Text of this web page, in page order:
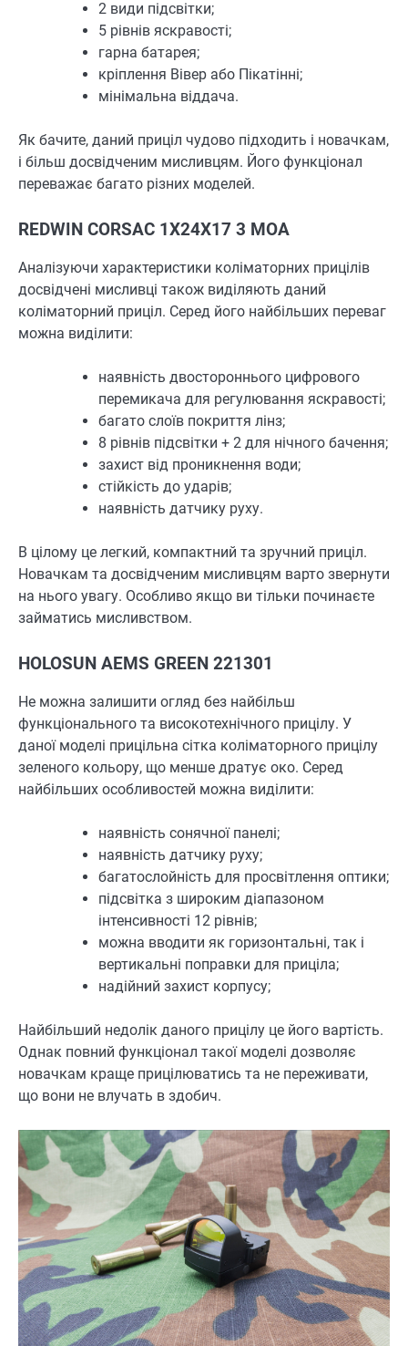
2 види підсвітки;
5 рівнів яскравості;
гарна батарея;
кріплення Вівер або Пікатінні;
мінімальна віддача.
Як бачите, даний приціл чудово підходить і новачкам,
і більш досвідченим мисливцям. Його функціонал
переважає багато різних моделей.
REDWIN CORSAC 1X24X17 3 MOA
Аналізуючи характеристики коліматорних прицілів
досвідчені мисливці також виділяють даний
коліматорний приціл. Серед його найбільших переваг
можна виділити:
наявність двостороннього цифрового
перемикача для регулювання яскравості;
багато слоїв покриття лінз;
8 рівнів підсвітки + 2 для нічного бачення;
захист від проникнення води;
стійкість до ударів;
наявність датчику руху.
В цілому це легкий, компактний та зручний приціл.
Новачкам та досвідченим мисливцям варто звернути
на нього увагу. Особливо якщо ви тільки починаєте
займатись мисливством.
HOLOSUN AEMS GREEN 221301
Не можна залишити огляд без найбільш
функціонального та високотехнічного прицілу. У
даної моделі прицільна сітка коліматорного прицілу
зеленого кольору, що менше дратує око. Серед
найбільших особливостей можна виділити:
наявність сонячної панелі;
наявність датчику руху;
багатослойність для просвітлення оптики;
підсвітка з широким діапазоном
інтенсивності 12 рівнів;
можна вводити як горизонтальні, так і
вертикальні поправки для приціла;
надійний захист корпусу;
Найбільший недолік даного прицілу це його вартість.
Однак повний функціонал такої моделі дозволяє
новачкам краще прицілюватись та не переживати,
що вони не влучать в здобич.